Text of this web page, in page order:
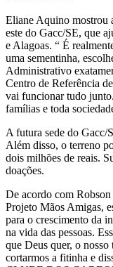
Eliane Aquino mostrou
este do Gacc/SE, que
e Alagoas. “ É
uma sementinha,
Administrativo
Centro de Referência
vai funcionar tudo
famílias e toda
A futura sede do Gacc/
Além disso, o terreno
dois milhões de reais.
doações.
De acordo com
Projeto Mãos Amigas,
para o crescimento da
na vida das pessoas.
que Deus quer, o
cortarmos a fitinha e